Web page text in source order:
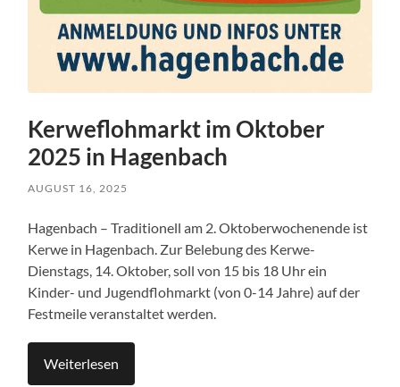
Kerweflohmarkt im Oktober
2025 in Hagenbach
AUGUST 16, 2025
Hagenbach – Traditionell am 2. Oktoberwochenende ist
Kerwe in Hagenbach. Zur Belebung des Kerwe-
Dienstags, 14. Oktober, soll von 15 bis 18 Uhr ein
Kinder- und Jugendflohmarkt (von 0-14 Jahre) auf der
Festmeile veranstaltet werden.
Weiterlesen